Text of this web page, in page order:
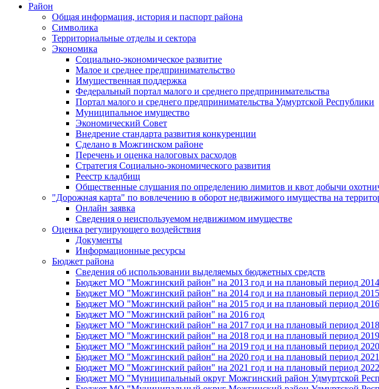
Район
Общая информация, история и паспорт района
Символика
Территориальные отделы и сектора
Экономика
Социально-экономическое развитие
Малое и среднее предпринимательство
Имущественная поддержка
Федеральный портал малого и среднего предпринимательства
Портал малого и среднего предпринимательства Удмуртской Республики
Муниципальное имущество
Экономический Совет
Внедрение стандарта развития конкуренции
Сделано в Можгинском районе
Перечень и оценка налоговых расходов
Стратегия Социально-экономического развития
Реестр кладбищ
Общественные слушания по определению лимитов и квот добычи
"Дорожная карта" по вовлечению в оборот недвижимого имущества на
Онлайн заявка
Сведения о неиспользуемом недвижимом имуществе
Оценка регулирующего воздействия
Документы
Информационные ресурсы
Бюджет района
Сведения об использовании выделяемых бюджетных средств
Бюджет МО "Можгинский район" на 2013 год и на плановый период 2014
Бюджет МО "Можгинский район" на 2014 год и на плановый период 2015
Бюджет МО "Можгинский район" на 2015 год и на плановый период 2016
Бюджет МО "Можгинский район" на 2016 год
Бюджет МО "Можгинский район" на 2017 год и на плановый период 2018
Бюджет МО "Можгинский район" на 2018 год и на плановый период 2019
Бюджет МО "Можгинский район" на 2019 год и на плановый период 2020
Бюджет МО "Можгинский район" на 2020 год и на плановый период 2021
Бюджет МО "Можгинский район" на 2021 год и на плановый период 2022
Бюджет МО "Муниципальный округ Можгинский район Удмуртской